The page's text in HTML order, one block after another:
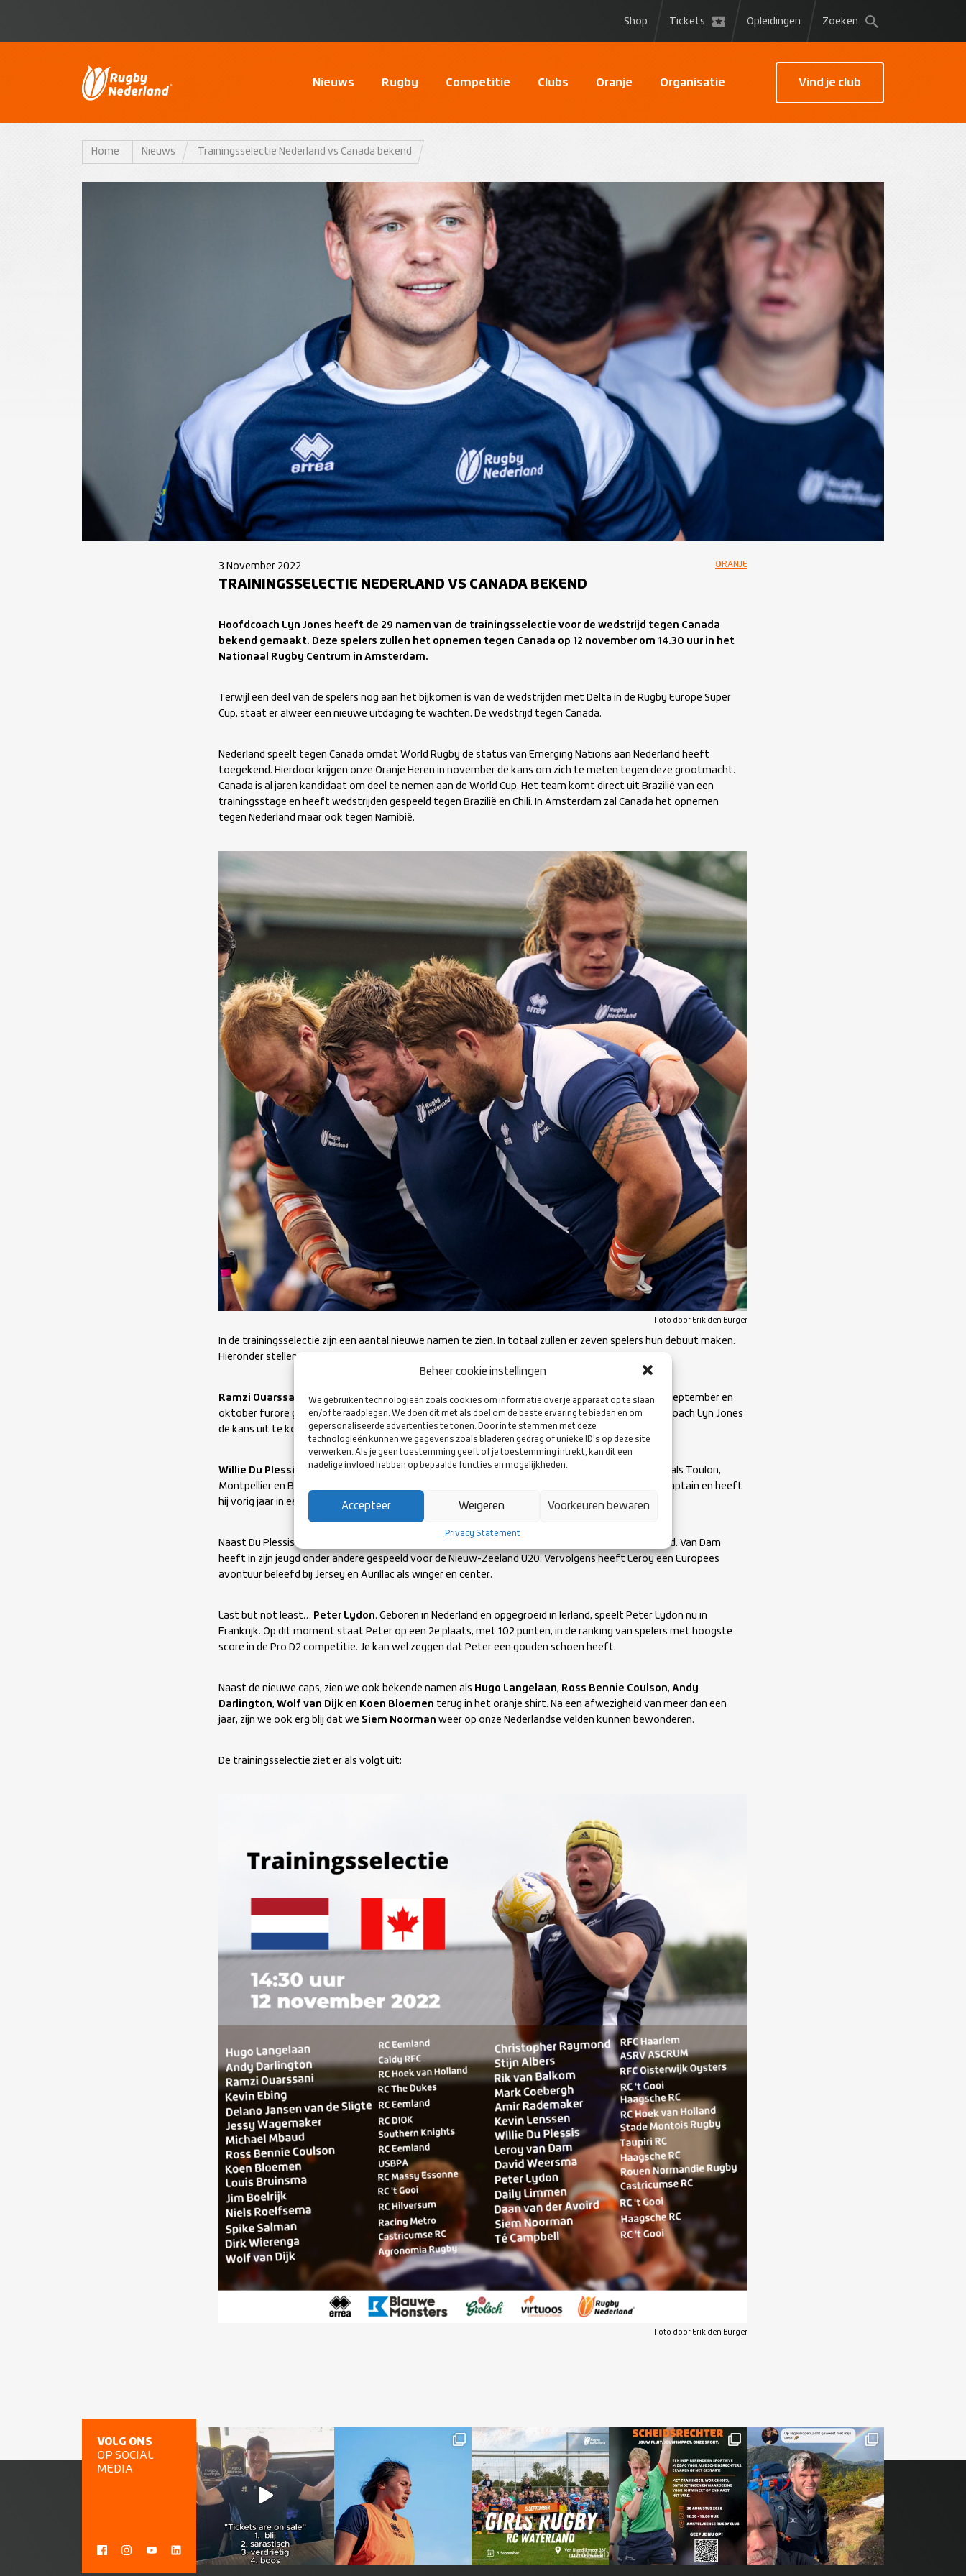
Beheer cookie instellingen
We gebruiken technologieën zoals cookies om informatie over je apparaat op te slaan
en/of te raadplegen. We doen dit met als doel om de beste ervaring te bieden en om
gepersonaliseerde advertenties te tonen. Door in te stemmen met deze
technologieën kunnen we gegevens zoals bladeren gedrag of unieke ID's op deze site
verwerken. Als je geen toestemming geeft of je toestemming intrekt, kan dit een
nadelige invloed hebben op bepaalde functies en mogelijkheden.
Accepteer Weigeren Voorkeuren bewaren
Privacy Statement
Shop Tickets Opleidingen Zoeken
Nieuws Rugby Competitie Clubs Oranje Organisatie Vind je club
Home Nieuws Trainingsselectie Nederland vs Canada bekend
3 November 2022 ORANJE
TRAININGSSELECTIE NEDERLAND VS CANADA BEKEND
Hoofdcoach Lyn Jones heeft de 29 namen van de trainingsselectie voor de wedstrijd tegen Canada
bekend gemaakt. Deze spelers zullen het opnemen tegen Canada op 12 november om 14.30 uur in het
Nationaal Rugby Centrum in Amsterdam.
Terwijl een deel van de spelers nog aan het bijkomen is van de wedstrijden met Delta in de Rugby Europe Super
Cup, staat er alweer een nieuwe uitdaging te wachten. De wedstrijd tegen Canada.
Nederland speelt tegen Canada omdat World Rugby de status van Emerging Nations aan Nederland heeft
toegekend. Hierdoor krijgen onze Oranje Heren in november de kans om zich te meten tegen deze grootmacht.
Canada is al jaren kandidaat om deel te nemen aan de World Cup. Het team komt direct uit Brazilië van een
trainingsstage en heeft wedstrijden gespeeld tegen Brazilië en Chili. In Amsterdam zal Canada het opnemen
tegen Nederland maar ook tegen Namibië.
Foto door Erik den Burger
In de trainingsselectie zijn een aantal nieuwe namen te zien. In totaal zullen er zeven spelers hun debuut maken.
Hieronder stellen we, deze nog onbekende spelers, kort voor:
Ramzi Ouarssani Jessy Wagemaker,Kevin Lenssenen ‘Mister Delta’Stijn Albershebben in september en
oktober furore gemaakt bij Delta. Door hun goede prestatie in de Super Cup krijgen ze van bondscoach Lyn Jones
de kans uit te komen voor de Oranje Heren XV. Proficiat mannen!
Willie Du Plessis
is een geboren Zuid-Afrikaan. Du Plessis heeft, als fly-half, gespeeld voor clubs als Toulon,
Montpellier en Bayonne en speelt nu voor Stade Montois Rugby. Bij laatstgenoemde team is hij captain en heeft
hij vorig jaar in een prachtig seizoen zijn team naar de finale gebracht.
Naast Du Plessis bestaat ook de kans dat
zijn debuut gaat maken voor Nederland. Van Dam
heeft in zijn jeugd onder andere gespeeld voor de Nieuw-Zeeland U20. Vervolgens heeft Leroy een Europees
avontuur beleefd bij Jersey en Aurillac als winger en center.
Last but not least… Peter Lydon. Geboren in Nederland en opgegroeid in Ierland, speelt Peter Lydon nu in
Frankrijk. Op dit moment staat Peter op een 2e plaats, met 102 punten, in de ranking van spelers met hoogste
score in de Pro D2 competitie. Je kan wel zeggen dat Peter een gouden schoen heeft.
Naast de nieuwe caps, zien we ook bekende namen als Hugo Langelaan, Ross Bennie Coulson, Andy
Darlington, Wolf van Dijk en Koen Bloemen terug in het oranje shirt. Na een afwezigheid van meer dan een
jaar, zijn we ook erg blij dat we Siem Noorman weer op onze Nederlandse velden kunnen bewonderen.
De trainingsselectie ziet er als volgt uit:
Foto door Erik den Burger
VOLG ONS
OP SOCIAL
MEDIA